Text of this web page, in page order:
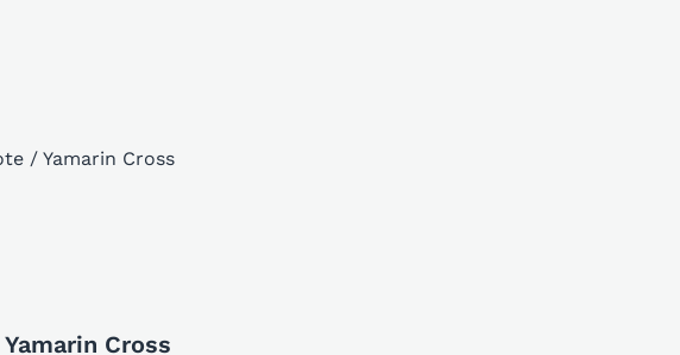
/ Yamarin Cross
Cross